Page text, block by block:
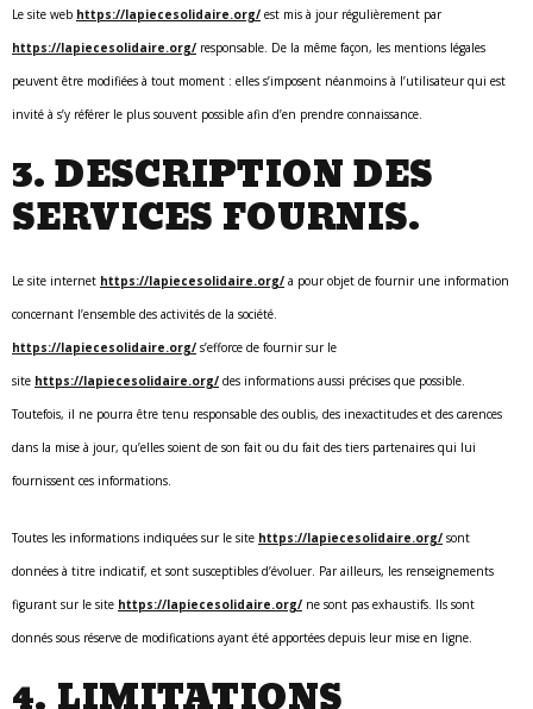
Le site web https://lapiecesolidaire.org/ est mis à jour régulièrement par
https://lapiecesolidaire.org/ responsable. De la même façon, les mentions légales
peuvent être modifiées à tout moment : elles s’imposent néanmoins à l’utilisateur qui est
invité à s’y référer le plus souvent possible afin d’en prendre connaissance.
3. DESCRIPTION DES
SERVICES FOURNIS.
Le site internet https://lapiecesolidaire.org/ a pour objet de fournir une information
concernant l’ensemble des activités de la société.
https://lapiecesolidaire.org/ s’efforce de fournir sur le
site https://lapiecesolidaire.org/ des informations aussi précises que possible.
Toutefois, il ne pourra être tenu responsable des oublis, des inexactitudes et des carences
dans la mise à jour, qu’elles soient de son fait ou du fait des tiers partenaires qui lui
fournissent ces informations.
Toutes les informations indiquées sur le site https://lapiecesolidaire.org/ sont
données à titre indicatif, et sont susceptibles d’évoluer. Par ailleurs, les renseignements
figurant sur le site https://lapiecesolidaire.org/ ne sont pas exhaustifs. Ils sont
donnés sous réserve de modifications ayant été apportées depuis leur mise en ligne.